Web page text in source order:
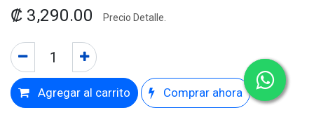
₡ 3,290.00 Precio Detalle.
Agregar al carrito Comprar ahora